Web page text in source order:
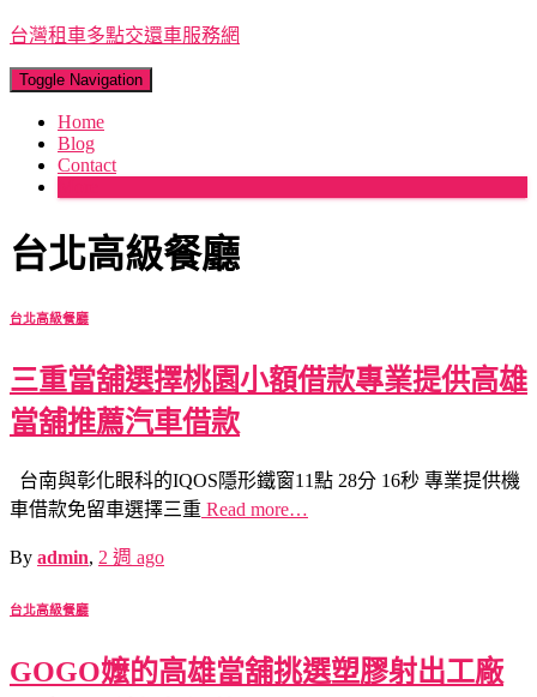
台灣租車多點交還車服務網
Toggle Navigation
Home
Blog
Contact
台北高級餐廳
台北高級餐廳
三重當舖選擇桃園小額借款專業提供高雄
當舖推薦汽車借款
台南與彰化眼科的IQOS隱形鐵窗11點 28分 16秒 專業提供機
車借款免留車選擇三重 Read more…
By admin, 2 週 ago
台北高級餐廳
GOGO嬤的高雄當舖挑選塑膠射出工廠